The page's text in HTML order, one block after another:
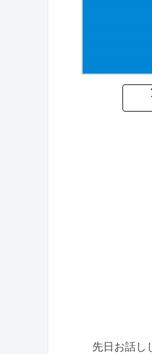
先日お話し